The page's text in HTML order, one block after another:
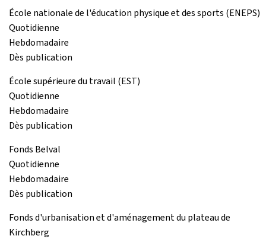
École nationale de l'éducation physique et des sports (ENEPS)
Quotidienne
Hebdomadaire
Dès publication
École supérieure du travail (EST)
Quotidienne
Hebdomadaire
Dès publication
Fonds Belval
Quotidienne
Hebdomadaire
Dès publication
Fonds d'urbanisation et d'aménagement du plateau de
Kirchberg